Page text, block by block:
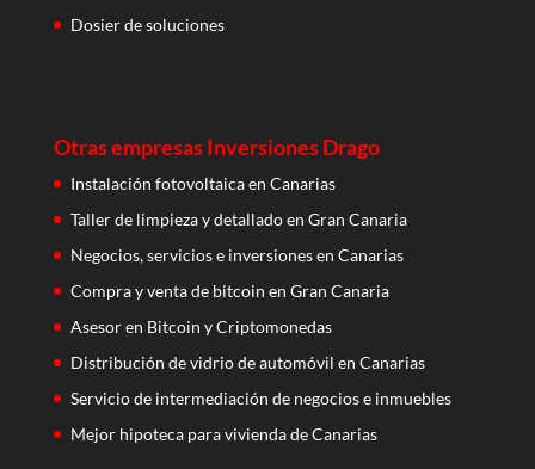
Dosier de soluciones
Otras empresas Inversiones Drago
Instalación fotovoltaica en Canarias
Taller de limpieza y detallado en Gran Canaria
Negocios, servicios e inversiones en Canarias
Compra y venta de bitcoin en Gran Canaria
Asesor en Bitcoin y Criptomonedas
Distribución de vidrio de automóvil en Canarias
Servicio de intermediación de negocios e inmuebles
Mejor hipoteca para vivienda de Canarias